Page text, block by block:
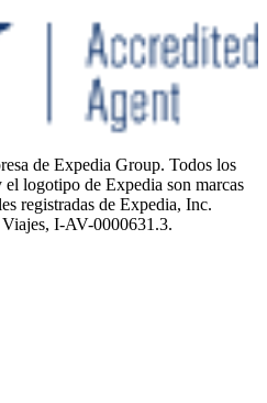
de Expedia Group. Todos los
logotipo de Expedia son marcas
registradas de Expedia, Inc.
I-AV-0000631.3.